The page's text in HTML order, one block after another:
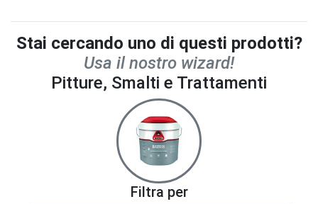
Stai cercando uno di questi prodotti?
Usa il nostro wizard!
Pitture, Smalti e Trattamenti
Filtra per